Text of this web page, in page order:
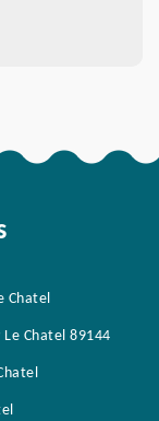
Chatel
Chatel 89144